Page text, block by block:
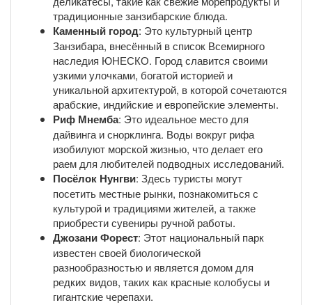
традиционные занзибарские блюда.
Каменный город: Это культурный центр
Занзибара, внесённый в список Всемирного
наследия ЮНЕСКО. Город славится своими
узкими улочками, богатой историей и
уникальной архитектурой, в которой сочетаются
арабские, индийские и европейские элементы.
Риф Мнемба: Это идеальное место для
дайвинга и снорклинга. Воды вокруг рифа
изобилуют морской жизнью, что делает его
раем для любителей подводных исследований.
Посёлок Нунгви: Здесь туристы могут
посетить местные рынки, познакомиться с
культурой и традициями жителей, а также
приобрести сувениры ручной работы.
Джозани Форест: Этот национальный парк
известен своей биологической
разнообразностью и является домом для
редких видов, таких как красные колобусы и
гигантские черепахи.